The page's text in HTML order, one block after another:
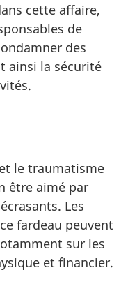
cette affaire,
de
des
ainsi la sécurité
le traumatisme
être aimé par
Les
fardeau peuvent
sur les
et financier.